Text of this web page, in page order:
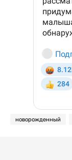
новорожденный